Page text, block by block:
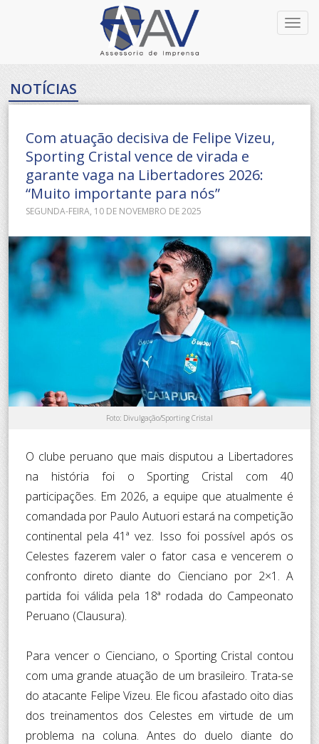
NOTÍCIAS
Com atuação decisiva de Felipe Vizeu,
Sporting Cristal vence de virada e
garante vaga na Libertadores 2026:
“Muito importante para nós”
SEGUNDA-FEIRA, 10 DE NOVEMBRO DE 2025
Foto: Divulgação/Sporting Cristal
O clube peruano que mais disputou a Libertadores
na história foi o Sporting Cristal com 40
participações. Em 2026, a equipe que atualmente é
comandada por Paulo Autuori estará na competição
continental pela 41ª vez. Isso foi possível após os
Celestes fazerem valer o fator casa e vencerem o
confronto direto diante do Cienciano por 2×1. A
partida foi válida pela 18ª rodada do Campeonato
Peruano (Clausura).
Para vencer o Cienciano, o Sporting Cristal contou
com uma grande atuação de um brasileiro. Trata-se
do atacante Felipe Vizeu. Ele ficou afastado oito dias
dos treinamentos dos Celestes em virtude de um
problema na coluna. Antes do duelo diante do